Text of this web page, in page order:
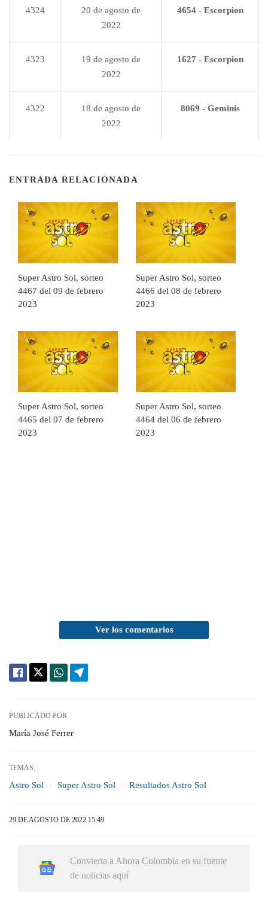
4324
20 de agosto de
2022
4654 - Escorpion
4323
19 de agosto de
2022
1627 - Escorpion
4322
18 de agosto de
2022
8069 - Geminis
ENTRADA RELACIONADA
Super Astro Sol, sorteo
4467 del 09 de febrero
2023
Super Astro Sol, sorteo
4466 del 08 de febrero
2023
Super Astro Sol, sorteo
4465 del 07 de febrero
2023
Super Astro Sol, sorteo
4464 del 06 de febrero
2023
Ver los comentarios
PUBLICADO POR
María José Ferrer
TEMAS:
Astro Sol Super Astro Sol Resultados Astro Sol
29 DE AGOSTO DE 2022 15:49
Convierta a Ahora Colombia en su fuente
de noticias aquí